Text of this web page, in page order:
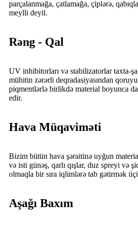
parçalanmağa, çatlamağa, çiplərə,
meylli deyil.
Rəng - Qal
UV inhibitorları və stabilizatorlar taxta-
mühitin zərərli deqradasiyasından
piqmentlərlə birlikdə material boyunca
edir.
Hava Müqaviməti
Bizim bütün hava şəraitinə uyğun
və isti günəş, qarlı qışlar, duz spreyi və
olmaqla bir sıra iqlimlərə tab gətirmək
Aşağı Baxım